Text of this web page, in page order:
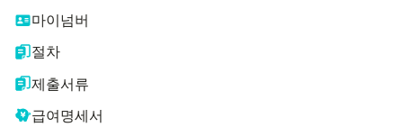
마이넘버
절차
제출서류
급여명세서